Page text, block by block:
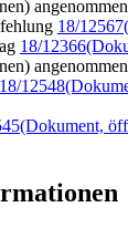
angenommen
18/12567
18/12366
angenommen
18/12548
(Dokument,